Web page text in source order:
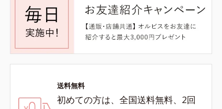
送料無料
初めての方は、全国送料無料、2回